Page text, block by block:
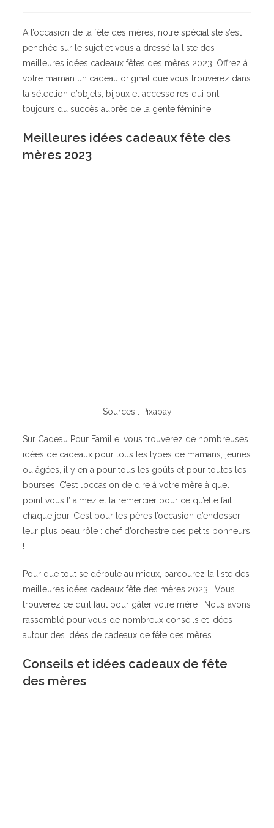
publication :
A l’occasion de la fête des mères, notre spécialiste s’est
penchée sur le sujet et vous a dressé la liste des
meilleures idées cadeaux fêtes des mères 2023. Offrez à
votre maman un cadeau original que vous trouverez dans
la sélection d’objets, bijoux et accessoires qui ont
toujours du succès auprès de la gente féminine.
Meilleures idées cadeaux fête des
mères 2023
Sources : Pixabay
Sur Cadeau Pour Famille, vous trouverez de nombreuses
idées de cadeaux pour tous les types de mamans, jeunes
ou âgées, il y en a pour tous les goûts et pour toutes les
bourses. C’est l’occasion de dire à votre mère à quel
point vous l’ aimez et la remercier pour ce qu’elle fait
chaque jour. C’est pour les pères l’occasion d’endosser
leur plus beau rôle : chef d’orchestre des petits bonheurs
!
Pour que tout se déroule au mieux, parcourez la liste des
meilleures idées cadeaux fête des mères 2023… Vous
trouverez ce qu’il faut pour gâter votre mère ! Nous avons
rassemblé pour vous de nombreux conseils et idées
autour des idées de cadeaux de fête des mères.
Conseils et idées cadeaux de fête
des mères